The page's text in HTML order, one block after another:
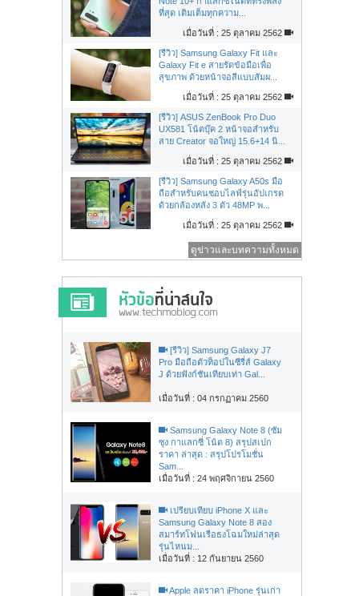
ที่สุด เติมเต็มทุกความ...
เมื่อวันที่ : 25 ตุลาคม 2562
[รีวิว] Samsung Galaxy Fit และ
Galaxy Fit e สายรัดข้อมือเพื่อ
สุขภาพ ด้วยหน้าจอสีแบบสัมผ...
เมื่อวันที่ : 25 ตุลาคม 2562
[รีวิว] ASUS ZenBook Pro Duo
UX581 โน้ตบุ๊ค 2 หน้าจอสำหรับ
สาย Creator จอใหญ่ 15.6+14 นิ...
เมื่อวันที่ : 25 ตุลาคม 2562
[รีวิว] Samsung Galaxy A50s มือ
ถือสำหรับคนชอบไลฟ์รุ่นอัปเกรด
ด้วยกล้องหลัง 3 ตัว 48MP พ...
เมื่อวันที่ : 25 ตุลาคม 2562
ดูข่าวและบทความทั้งหมด
[รีวิว] Samsung Galaxy J7
Pro มือถือตัวท็อปในซีรี่ส์ Galaxy
J ด้วยฟังก์ชันเทียบเท่า Gal...
เมื่อวันที่ : 04 กรกฏาคม 2560
Samsung Galaxy Note 8 (ซัม
ซุง กาแลกซี่ โน้ต 8) สรุปสเปก
ราคา ล่าสุด : สรุปโปรโมชั่น
Sam...
เมื่อวันที่ : 24 พฤศจิกายน 2560
เปรียบเทียบ iPhone X และ
Samsung Galaxy Note 8 สอง
สมาร์ทโฟนเรือธงโฉมใหม่ล่าสุด
รุ่นไหนม...
เมื่อวันที่ : 12 กันยายน 2560
Apple ลดราคา iPhone รุ่นเก่า